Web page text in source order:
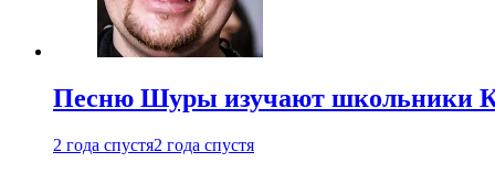
Песню Шуры изучают школьники
2 года спустя2 года спустя